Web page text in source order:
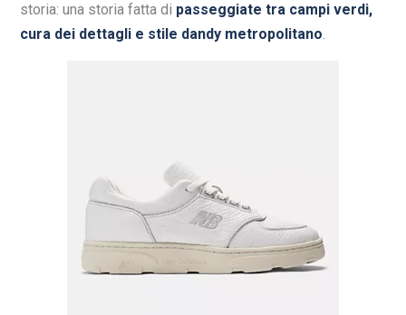
storia: una storia fatta di passeggiate tra campi verdi,
cura dei dettagli e stile dandy metropolitano.